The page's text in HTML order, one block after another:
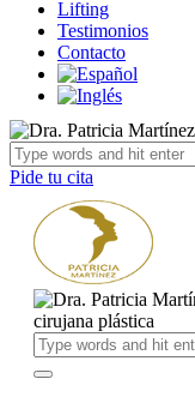
Lifting
Testimonios
Contacto
Pide tu cita